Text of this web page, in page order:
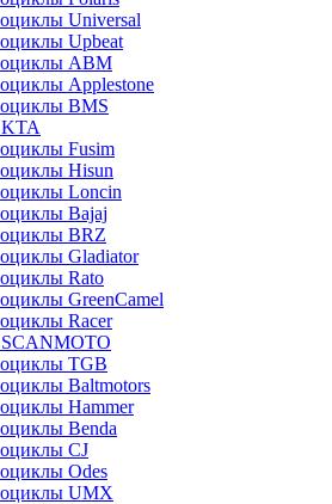
Universal
Upbeat
ABM
Applestone
BMS
KTA
Fusim
Hisun
Loncin
Bajaj
BRZ
Gladiator
Rato
GreenCamel
Racer
SCANMOTO
TGB
Baltmotors
Hammer
Benda
CJ
Odes
UMX